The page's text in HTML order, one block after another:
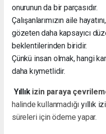
onurunun da bir parçasıdır.
Çalışanlarımızın aile
gözeten daha kapsayıcı
beklentilerinden biridir.
Çünkü insan olmak, hangi
daha kıymetlidir.
Yıllıkizin paraya
halinde kullanmadığı yıllık
süreleri için ödeme yapar.